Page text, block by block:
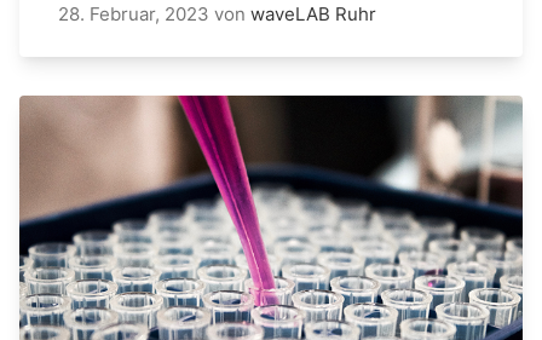
28. Februar, 2023 von waveLAB Ruhr